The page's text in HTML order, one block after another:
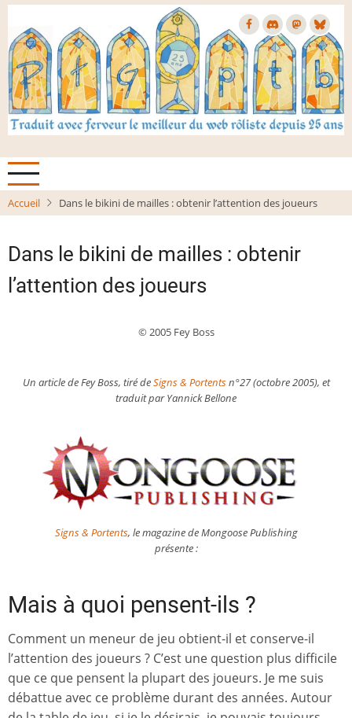
Aller
contenu
principal
Accueil Dans le bikini de mailles : obtenir l’attention des joueurs
Dans le bikini de mailles : obtenir
l’attention des joueurs
© 2005 Fey Boss
Un article de Fey Boss, tiré deSigns & Portentsn°27 (octobre 2005), et
traduit par Yannick Bellone
Signs & Portents, le magazine de Mongoose Publishing
présente :
Mais à quoi pensent-ils ?
Comment un meneur de jeu obtient-il et conserve-il
l’attention des joueurs ? C’est une question plus difficile
que ce que pensent la plupart des joueurs. Je me suis
débattue avec ce problème durant des années. Autour